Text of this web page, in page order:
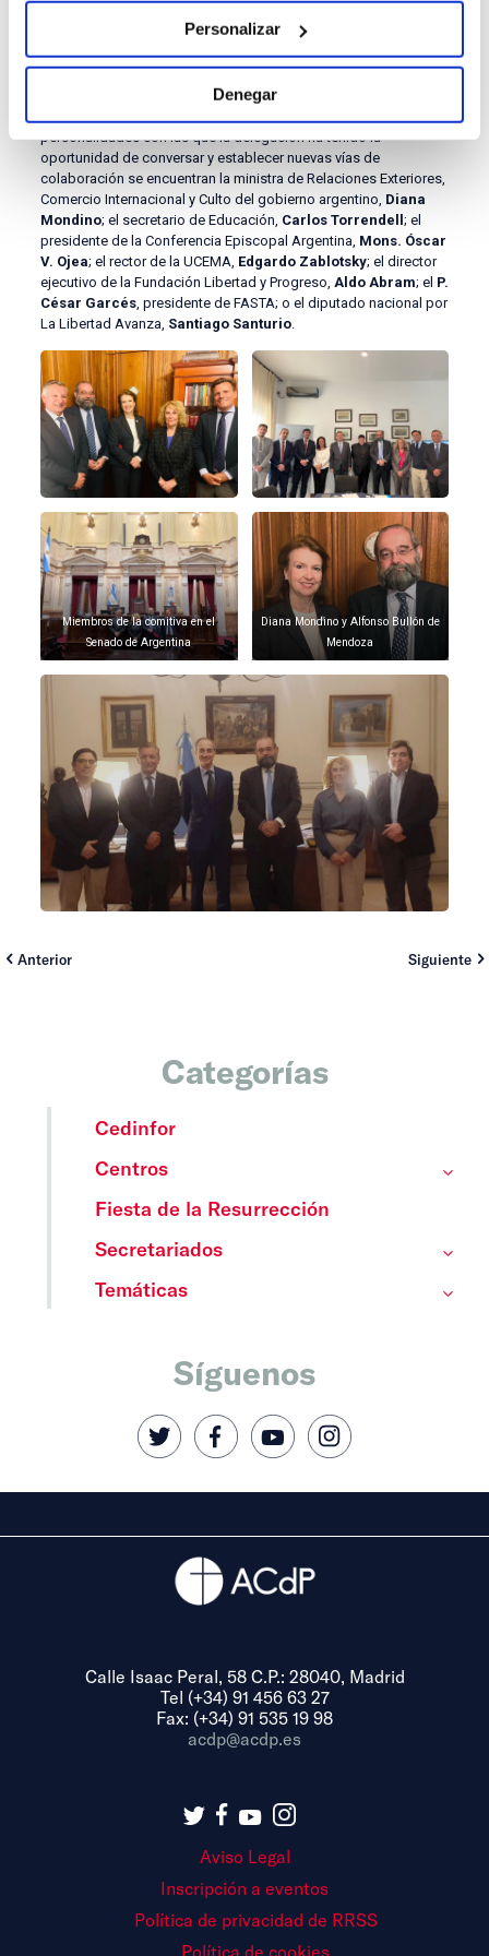
Personalizar
Denegar
Compromiso político en
Argentina
reuniones de trabajo con otras universidades, centros de
personalidades con las que la delegación ha tenido la
oportunidad de conversar y establecer nuevas vías de
colaboración se encuentran la ministra de Relaciones Exteriores,
Comercio Internacional y Culto del gobierno argentino, Diana
Mondino; el secretario de Educación, Carlos Torrendell ; el
presidente de la Conferencia Episcopal Argentina, Mons. Óscar
V. Ojea; el rector de la UCEMA, Edgardo Zablotsky; el director
ejecutivo de la Fundación Libertad y Progreso, Aldo Abram; el P.
César Garcés, presidente de FASTA; o el diputado nacional por
La Libertad Avanza, Santiago Santurio.
Miembros de la comitiva en el
Senado de Argentina
Diana Mondino y Alfonso Bullón de
Mendoza
Anterior Siguiente
Categorías
Cedinfor
Centros
Fiesta de la Resurrección
Secretariados
Temáticas
Síguenos
Calle Isaac Peral, 58 C.P.: 28040, Madrid
Tel (+34) 91 456 63 27
Fax: (+34) 91 535 19 98
acdp@acdp.es
Aviso Legal
Inscripción a eventos
Política de privacidad de RRSS
Política de cookies